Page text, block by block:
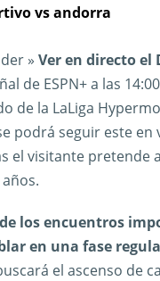
» Ver en directo el
de ESPN+ a las
de la LaLiga
podrá seguir este en
el visitante pretende
los encuentros
en una fase
el ascenso de